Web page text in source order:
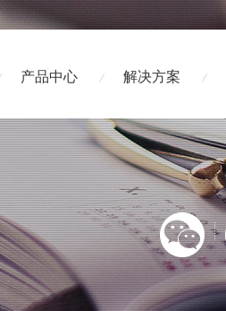
产品中心 解决方案